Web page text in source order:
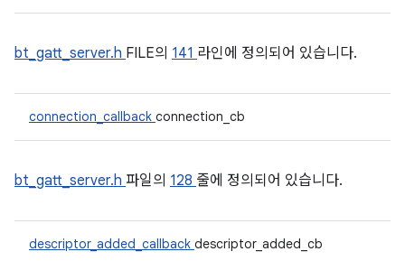
bt_gatt_server.h FILE의 141 라인에 정의되어 있습니다.
connection_callback connection_cb
bt_gatt_server.h 파일의 128 줄에 정의되어 있습니다.
descriptor_added_callback descriptor_added_cb